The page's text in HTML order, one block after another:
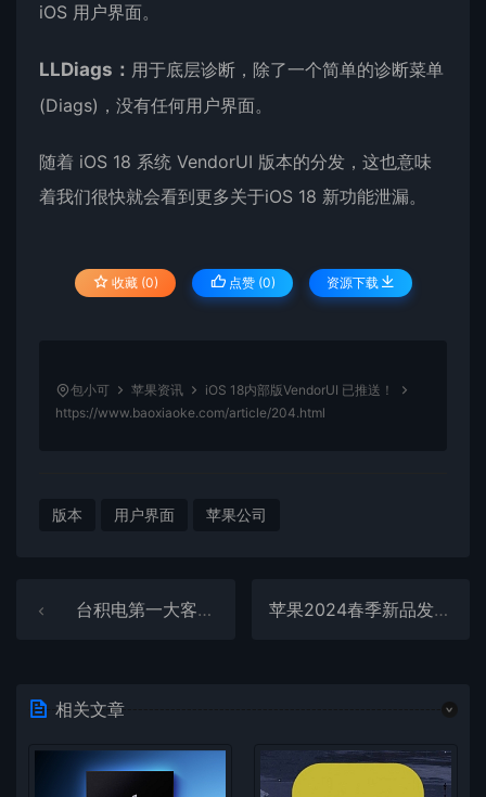
iOS 用户界面。
LLDiags： 用于底层诊断，除了一个简单的诊断菜单
(Diags)，没有任何用户界面。
随着 iOS 18 系统 VendorUI 版本的分发，这也意味
着我们很快就会看到更多关于iOS 18 新功能泄漏。
收藏 (0) 点赞 (0) 资源下载
包小可 苹果资讯
iOS 18内部版VendorUI 已推送！
https://www.baoxiaoke.com/article/204.html
版本 用户界面 苹果公司
台积电第一大客户是谁？台积电前十客户占比 苹果2024春季新品发布会要来了，新款iPad和Mac或本周发布
相关文章